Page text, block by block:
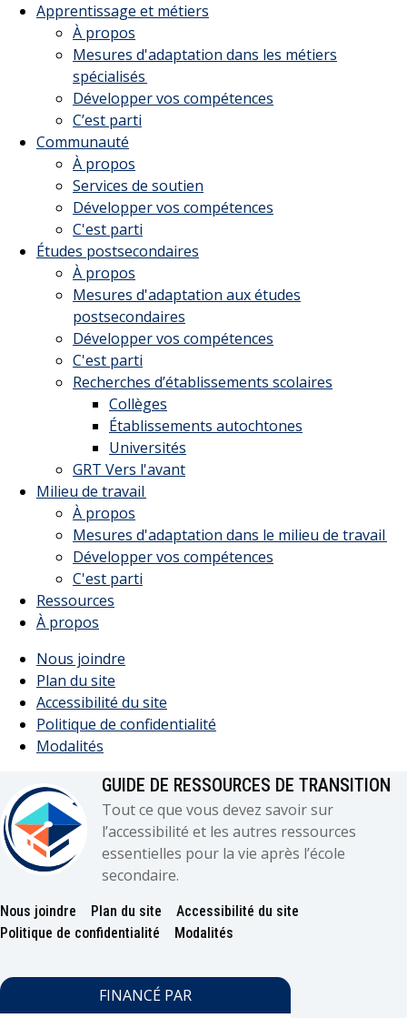
Apprentissage et métiers
À propos
Mesures d'adaptation dans les métiers
spécialisés
Développer vos compétences
C’est parti
Communauté
À propos
Services de soutien
Développer vos compétences
C'est parti
Études postsecondaires
À propos
Mesures d'adaptation aux études
postsecondaires
Développer vos compétences
C'est parti
Recherches d’établissements scolaires
Collèges
Établissements autochtones
Universités
GRT Vers l'avant
Milieu de travail
À propos
Mesures d'adaptation dans le milieu de travail
Développer vos compétences
C'est parti
Ressources
À propos
Nous joindre
Plan du site
Accessibilité du site
Politique de confidentialité
Modalités
GUIDE DE RESSOURCES DE TRANSITION
Tout ce que vous devez savoir sur
l’accessibilité et les autres ressources
essentielles pour la vie après l’école
secondaire.
FINANCÉ PAR
Footer
Nous joindre Plan du site
Accessibilité du site
Politique de confidentialité
Modalités